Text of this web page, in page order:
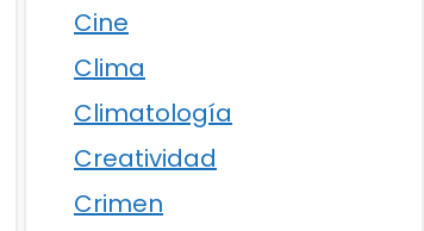
Cine
Clima
Climatología
Creatividad
Crimen